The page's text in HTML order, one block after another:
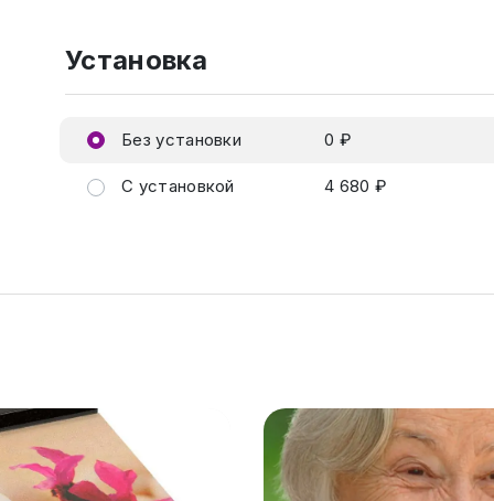
Установка
Без установки 0 ₽
С установкой 4 680 ₽